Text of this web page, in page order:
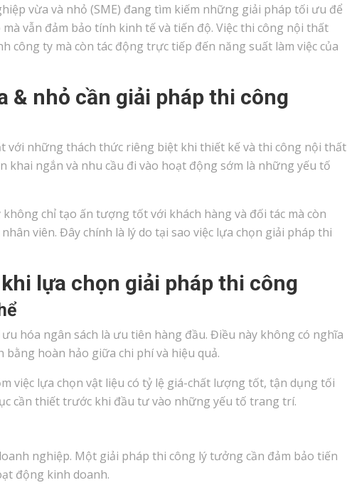
vừa và nhỏ (SME) đang tìm kiếm những giải pháp tối ưu để
vẫn đảm bảo tính kinh tế và tiến độ. Việc thi công nội thất
công ty mà còn tác động trực tiếp đến năng suất làm việc của
& nhỏ cần giải pháp thi công
với những thách thức riêng biệt khi thiết kế và thi công nội thất
khai ngắn và nhu cầu đi vào hoạt động sớm là những yếu tố
chỉ tạo ấn tượng tốt với khách hàng và đối tác mà còn
viên. Đây chính là lý do tại sao việc lựa chọn giải pháp thi
lựa chọn giải pháp thi công
hóa ngân sách là ưu tiên hàng đầu. Điều này không có nghĩa
hoàn hảo giữa chi phí và hiệu quả.
việc lựa chọn vật liệu có tỷ lệ giá-chất lượng tốt, tận dụng tối
cần thiết trước khi đầu tư vào những yếu tố trang trí.
nghiệp. Một giải pháp thi công lý tưởng cần đảm bảo tiến
động kinh doanh.